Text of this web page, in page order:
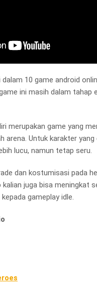
10 game android
ini masih dalam
merupakan game yang
arena. Untuk karakter
lucu, namun tetap seru.
dan kostumisasi pada
juga bisa meningkat
gameplay idle.